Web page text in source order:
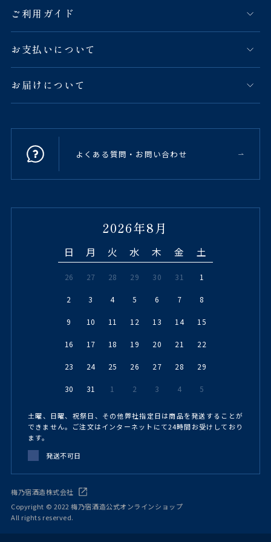
ご利用ガイド
お支払いについて
お届けについて
よくある質問・お問い合わせ
2026年8月
日 月 火 水 木 金 土
26 27 28 29 30 31 1
2 3 4 5 6 7 8
9 10 11 12 13 14 15
16 17 18 19 20 21 22
23 24 25 26 27 28 29
30 31 1 2 3 4 5
土曜、日曜、祝祭日、その他弊社指定日は商品を発送することが
できません。ご注文はインターネットにて24時間お受けしており
ます。
発送不可日
梅乃宿酒造株式会社
Copyright © 2022 梅乃宿酒造公式オンラインショップ
All rights reserved.